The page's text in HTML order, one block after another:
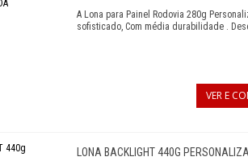
A Lona para Painel Rodovia 280g
sofisticado, Com média durabilidade .
VER E
LONA BACKLIGHT 440G